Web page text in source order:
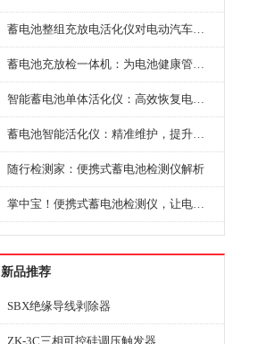
蓄电池整组充放电活化仪对电动汽车电池有帮助吗？
蓄电池充放检一体机：为电池健康管理提供一站式解决方案
智能蓄电池单体活化仪：高效恢复电池性能，延长蓄电池使用寿命
蓄电池智能活化仪：精准维护，提升电池健康状态
随行检测家：便携式蓄电池检测仪解析
掌中宝！便携式蓄电池检测仪，让电池检测变得简单又快捷！
新品推荐
SBX绝缘导线剥除器
ZK-3C三相可控硅调压触发器